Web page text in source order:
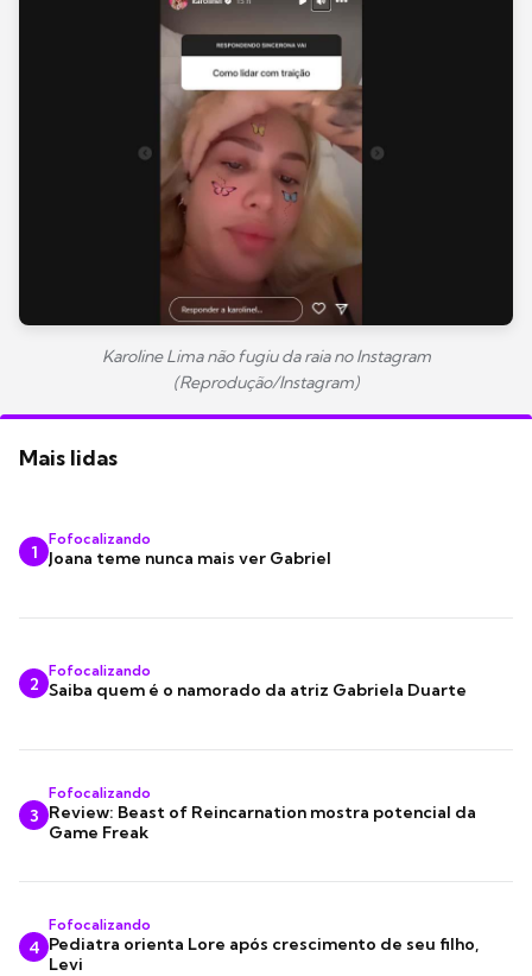
Karoline Lima não fugiu da raia no Instagram
(Reprodução/Instagram)
Mais lidas
1
Fofocalizando
Joana teme nunca mais ver Gabriel
2
Fofocalizando
Saiba quem é o namorado da atriz Gabriela Duarte
3
Fofocalizando
Review: Beast of Reincarnation mostra potencial da
Game Freak
4
Fofocalizando
Pediatra orienta Lore após crescimento de seu filho,
Levi